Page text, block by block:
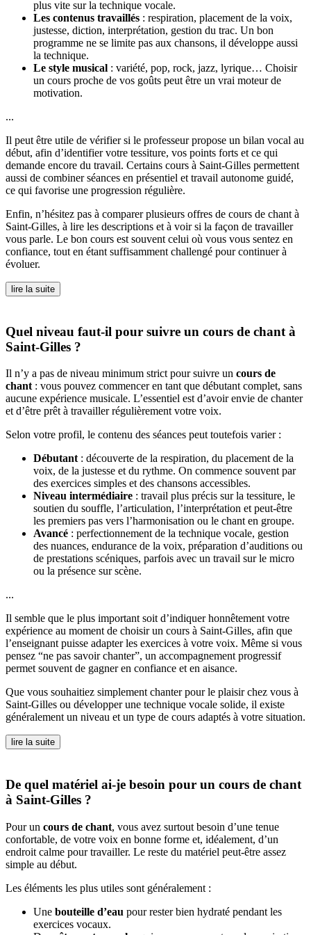
plus vite sur la technique vocale.
Les contenus travaillés : respiration, placement de la voix,
justesse, diction, interprétation, gestion du trac. Un bon
programme ne se limite pas aux chansons, il développe aussi
la technique.
Le style musical : variété, pop, rock, jazz, lyrique… Choisir
un cours proche de vos goûts peut être un vrai moteur de
motivation.
...
Il peut être utile de vérifier si le professeur propose un bilan vocal au
début, afin d’identifier votre tessiture, vos points forts et ce qui
demande encore du travail. Certains cours à Saint-Gilles permettent
aussi de combiner séances en présentiel et travail autonome guidé,
ce qui favorise une progression régulière.
Enfin, n’hésitez pas à comparer plusieurs offres de cours de chant à
Saint-Gilles, à lire les descriptions et à voir si la façon de travailler
vous parle. Le bon cours est souvent celui où vous vous sentez en
confiance, tout en étant suffisamment challengé pour continuer à
évoluer.
lire la suite
Quel niveau faut-il pour suivre un cours de chant à
Saint-Gilles ?
Il n’y a pas de niveau minimum strict pour suivre un cours de
chant : vous pouvez commencer en tant que débutant complet, sans
aucune expérience musicale. L’essentiel est d’avoir envie de chanter
et d’être prêt à travailler régulièrement votre voix.
Selon votre profil, le contenu des séances peut toutefois varier :
Débutant : découverte de la respiration, du placement de la
voix, de la justesse et du rythme. On commence souvent par
des exercices simples et des chansons accessibles.
Niveau intermédiaire : travail plus précis sur la tessiture, le
soutien du souffle, l’articulation, l’interprétation et peut-être
les premiers pas vers l’harmonisation ou le chant en groupe.
Avancé : perfectionnement de la technique vocale, gestion
des nuances, endurance de la voix, préparation d’auditions ou
de prestations scéniques, parfois avec un travail sur le micro
ou la présence sur scène.
...
Il semble que le plus important soit d’indiquer honnêtement votre
expérience au moment de choisir un cours à Saint-Gilles, afin que
l’enseignant puisse adapter les exercices à votre voix. Même si vous
pensez “ne pas savoir chanter”, un accompagnement progressif
permet souvent de gagner en confiance et en aisance.
Que vous souhaitiez simplement chanter pour le plaisir chez vous à
Saint-Gilles ou développer une technique vocale solide, il existe
généralement un niveau et un type de cours adaptés à votre situation.
lire la suite
De quel matériel ai-je besoin pour un cours de chant
à Saint-Gilles ?
Pour un cours de chant, vous avez surtout besoin d’une tenue
confortable, de votre voix en bonne forme et, idéalement, d’un
endroit calme pour travailler. Le reste du matériel peut-être assez
simple au début.
Les éléments les plus utiles sont généralement :
Une bouteille d’eau pour rester bien hydraté pendant les
exercices vocaux.